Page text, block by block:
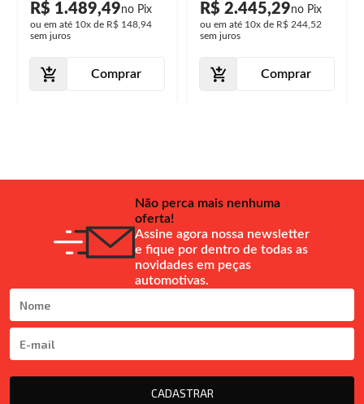
R$ 1.489,49
ou em até 10x de R$ 148,94
sem juros
Comprar
R$ 2.445,29
ou em até 10x de R$ 244,52
sem juros
Comprar
Não perca mais nenhuma
oferta!
Assine agora nossa newsletter
e fique por dentro de todas as
novidades em peças
automotivas.
CADASTRAR